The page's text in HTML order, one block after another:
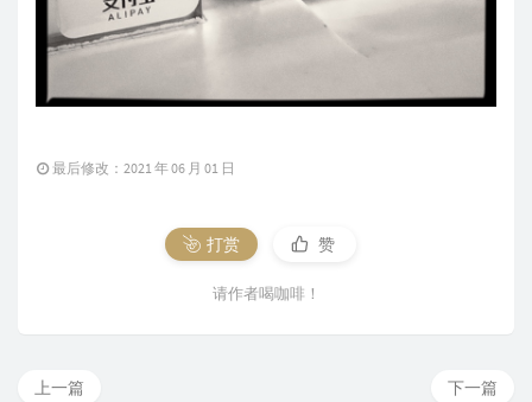
最后修改：2021 年 06 月 01 日
打赏 赞
请作者喝咖啡！
下一篇
上一篇